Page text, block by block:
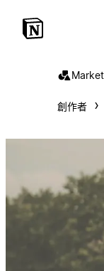
創作者